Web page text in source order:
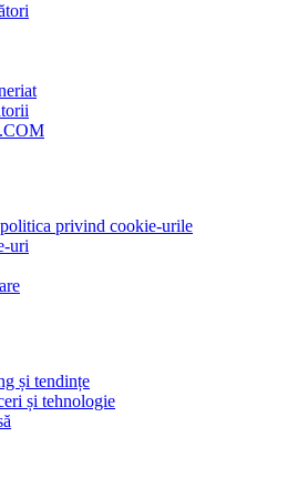
privind cookie-urile
uri
și tendințe
și tehnologie